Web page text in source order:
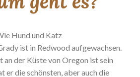
Hund und Katz
ist in Redwood aufgewachsen.
an der Küste von Oregon ist sein
er die schönsten, aber auch die